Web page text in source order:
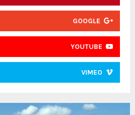
GOOGLE
YOUTUBE
VIMEO